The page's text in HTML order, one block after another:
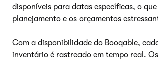
disponíveis para datas específicas, o
planejamento e os orçamentos
Com a disponibilidade do Booqable,
inventário é rastreado em tempo real.